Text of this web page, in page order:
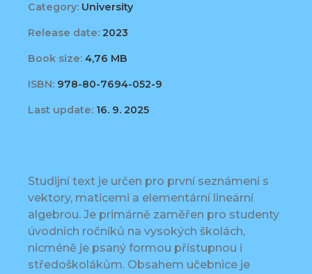
Category: University
Release date: 2023
Book size: 4,76 MB
ISBN: 978-80-7694-052-9
Last update: 16. 9. 2025
Studijní text je určen pro první seznámení s
vektory, maticemi a elementární lineární
algebrou. Je primárně zaměřen pro studenty
úvodních ročníků na vysokých školách,
nicméně je psaný formou přístupnou i
středoškolákům. Obsahem učebnice je